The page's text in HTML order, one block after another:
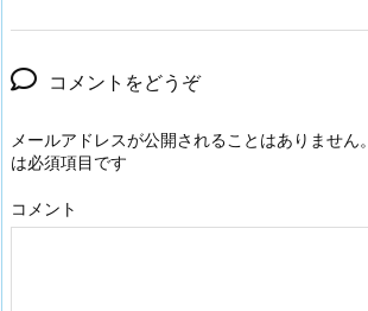
コメントをどうぞ
メールアドレスが公開されることはありません。
は必須項目です
コメント